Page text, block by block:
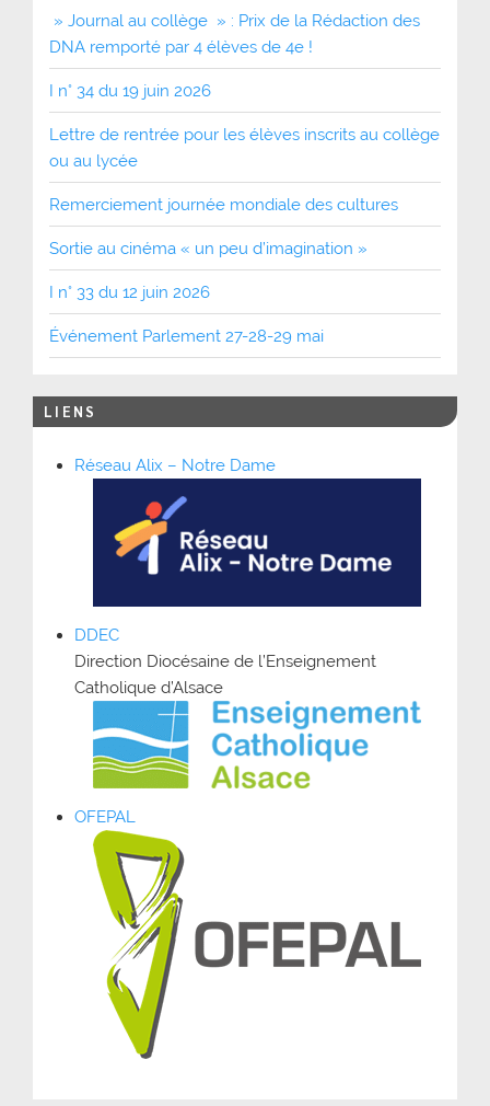
» Journal au collège » : Prix de la Rédaction des
DNA remporté par 4 élèves de 4e !
I n° 34 du 19 juin 2026
Lettre de rentrée pour les élèves inscrits au collège
ou au lycée
Remerciement journée mondiale des cultures
Sortie au cinéma « un peu d’imagination »
I n° 33 du 12 juin 2026
Événement Parlement 27-28-29 mai
LIENS
Réseau Alix – Notre Dame
DDEC
Direction Diocésaine de l’Enseignement
Catholique d’Alsace
OFEPAL